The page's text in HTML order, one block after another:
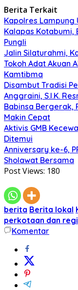
Berita Terkait
Kapolres
Kalapas Kotabumi,
Pungli
Jalin Silaturahmi,
Tokoh Adat Akuan
Kamtibma
Disambut Tradisi
Anggraini, S.I.K.
Babinsa Bergerak,
Makin Cepat
Aktivis GMB
Ditemui
Anniversary ke-6,
Sholawat Bersama
Post Views: 180
berita Berita lokal
perkotaan dan
Komentar